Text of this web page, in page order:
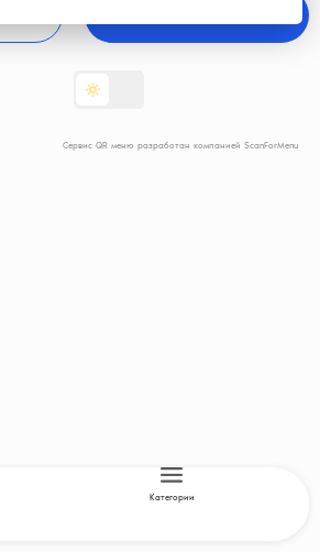
Сервис QR меню разработан компанией ScanForMenu
Категории